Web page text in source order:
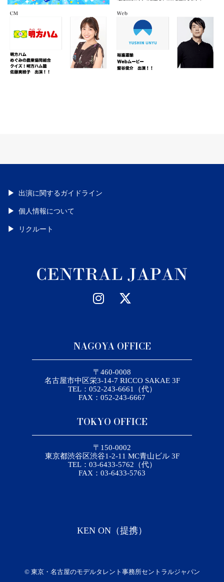
出演に関するガイドライン
個人情報について
リクルート
NAGOYA OFFICE
〒460-0008
名古屋市中区栄3-14-7 RICCO SAKAE 3F
TEL：052-243-6661（代）
FAX：052-243-6667
TOKYO OFFICE
〒150-0002
東京都渋谷区渋谷1-2-11 MC青山ビル 3F
TEL：03-6433-5762（代）
FAX：03-6433-5763
KEN ON（提携）
© 東京・名古屋のモデルタレント事務所セントラルジャパン